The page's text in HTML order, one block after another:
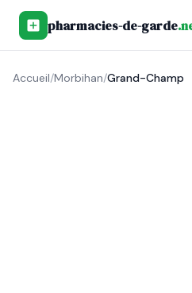
pharmacies-de-garde
Accueil/Morbihan/Grand-Champ